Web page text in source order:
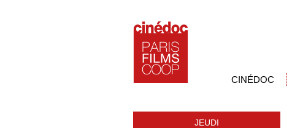
CINÉDOC
JEUDI